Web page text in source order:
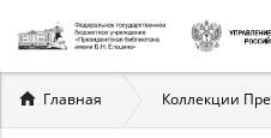
Вы
здесь
Главная Коллекции